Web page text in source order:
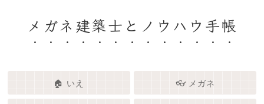
メガネ建築士とノウハウ手帳
🏠 いえ 👓 メガネ